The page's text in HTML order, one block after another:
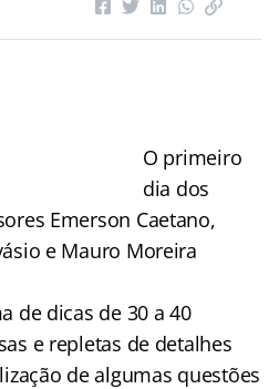
O primeiro
dia dos
Emerson Caetano,
e Mauro Moreira
de dicas de 30 a 40
e repletas de detalhes
de algumas questões